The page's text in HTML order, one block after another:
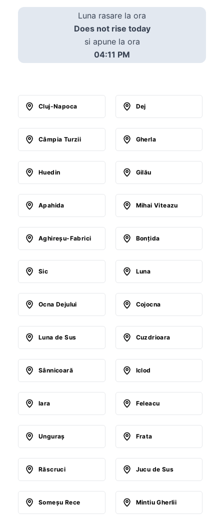
Luna rasare la ora
Does not rise today
si apune la ora
04:11 PM
Cluj-Napoca Dej
Câmpia Turzii Gherla
Huedin Gilău
Apahida Mihai Viteazu
Aghireşu-Fabrici Bonţida
Sic Luna
Ocna Dejului Cojocna
Luna de Sus Cuzdrioara
Sânnicoară Iclod
Iara Feleacu
Unguraş Frata
Răscruci Jucu de Sus
Someşu Rece Mintiu Gherlii